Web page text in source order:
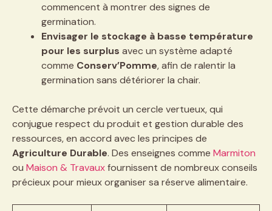
commencent à montrer des signes de
germination.
Envisager le stockage à basse température
pour les surplus avec un système adapté
comme Conserv’Pomme, afin de ralentir la
germination sans détériorer la chair.
Cette démarche prévoit un cercle vertueux, qui
conjugue respect du produit et gestion durable des
ressources, en accord avec les principes de
Agriculture Durable. Des enseignes comme Marmiton
ou Maison & Travauxfournissent de nombreux conseils
précieux pour mieux organiser sa réserve alimentaire.